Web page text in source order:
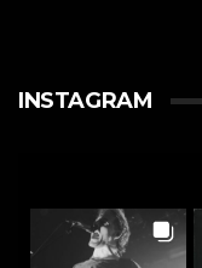
INSTAGRAM